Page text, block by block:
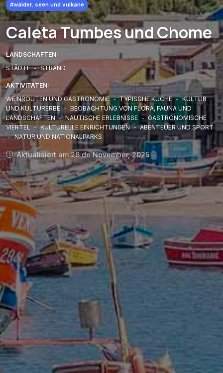
#wälder, seen und vulkane
Caleta Tumbes und Chome
LANDSCHAFTEN:
STÄDTE - STRAND
AKTIVITÄTEN:
WEINROUTEN UND GASTRONOMIE - TYPISCHE KÜCHE - KULTUR
UND KULTURERBE - BEOBACHTUNG VON FLORA, FAUNA UND
LANDSCHAFTEN - NAUTISCHE ERLEBNISSE - GASTRONOMISCHE
VIERTEL - KULTURELLE EINRICHTUNGEN - ABENTEUER UND SPORT
- NATUR UND NATIONALPARKS
Aktualisiert am 26 de November, 2025